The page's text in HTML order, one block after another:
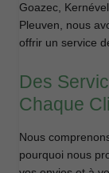
Goazec,
Pleuven, nous
offrir un service
Des
Chaque
Nous
pourquoi nous